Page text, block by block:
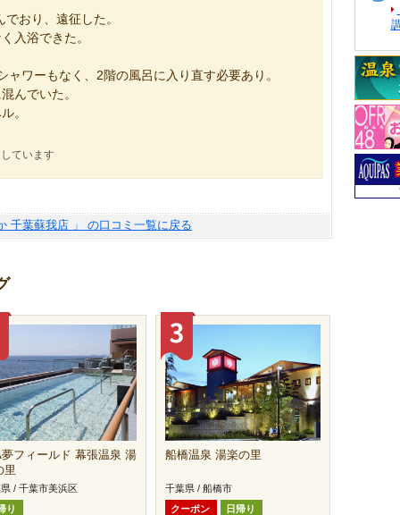
おり、遠征した。
入浴できた。
ワーもなく、2階の風呂に入り直す必要あり。
んでいた。
。
ています
千葉蘇我店 」 の口コミ一覧に戻る
フィールド 幕張温泉 湯
里
/ 千葉市美浜区
り
船橋温泉 湯楽の里
千葉県 / 船橋市
クーポン
日帰り